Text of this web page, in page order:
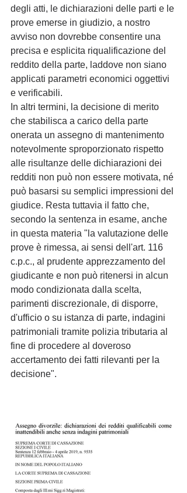
degli atti, le dichiarazioni delle parti e le
prove emerse in giudizio, a nostro
avviso non dovrebbe consentire una
precisa e esplicita riqualificazione del
reddito della parte, laddove non siano
applicati parametri economici oggettivi
e verificabili.
In altri termini, la decisione di merito
che stabilisca a carico della parte
onerata un assegno di mantenimento
notevolmente sproporzionato rispetto
alle risultanze delle dichiarazioni dei
redditi non può non essere motivata, né
può basarsi su semplici impressioni del
giudice. Resta tuttavia il fatto che,
secondo la sentenza in esame, anche
in questa materia "la valutazione delle
prove è rimessa, ai sensi dell'art. 116
c.p.c., al prudente apprezzamento del
giudicante e non può ritenersi in alcun
modo condizionata dalla scelta,
parimenti discrezionale, di disporre,
d'ufficio o su istanza di parte, indagini
patrimoniali tramite polizia tributaria al
fine di procedere al doveroso
accertamento dei fatti rilevanti per la
decisione".